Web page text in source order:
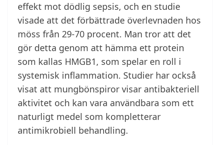
effekt mot dödlig sepsis, och en studie
visade att det förbättrade överlevnaden hos
möss från 29-70 procent. Man tror att det
gör detta genom att hämma ett protein
som kallas HMGB1, som spelar en roll i
systemisk inflammation. Studier har också
visat att mungbönspiror visar antibakteriell
aktivitet och kan vara användbara som ett
naturligt medel som kompletterar
antimikrobiell behandling.